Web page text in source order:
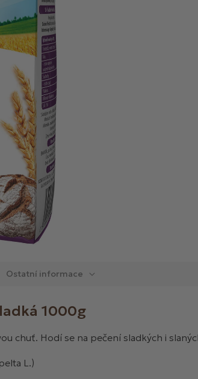
Ostatní informace
1000g
chuť. Hodí se na pečení sladkých i
L.)